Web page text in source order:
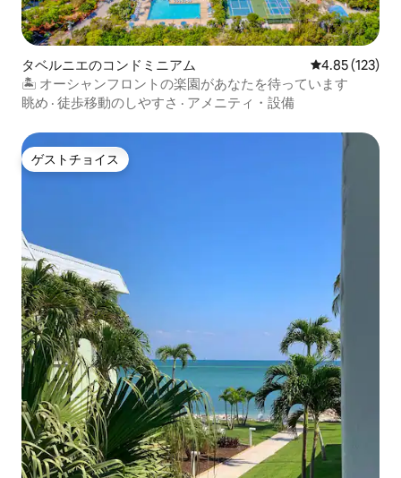
タベルニエのコンドミニアム レビュー123
4.85 (123)
🏝 オーシャンフロントの楽園があなたを待っています
眺め · 徒歩移動のしやすさ · アメニティ・設備
ゲストチョイス
ゲストチョイス